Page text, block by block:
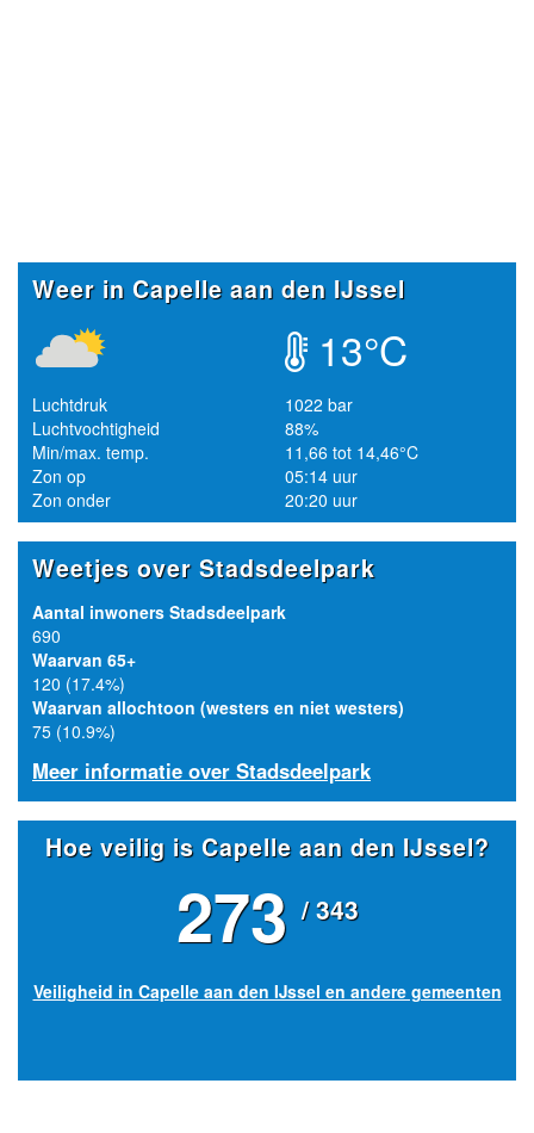
Weer in Capelle aan den IJssel
13°C
Luchtdruk
1022 bar
Luchtvochtigheid
88%
Min/max. temp.
11,66 tot 14,46°C
Zon op
05:14 uur
Zon onder
20:20 uur
Weetjes over Stadsdeelpark
Aantal inwoners Stadsdeelpark
690
Waarvan 65+
120 (17.4%)
Waarvan allochtoon (westers en niet westers)
75 (10.9%)
Meer informatie over Stadsdeelpark
Hoe veilig is Capelle aan den IJssel?
273 / 343
Veiligheid in Capelle aan den IJssel en andere gemeenten